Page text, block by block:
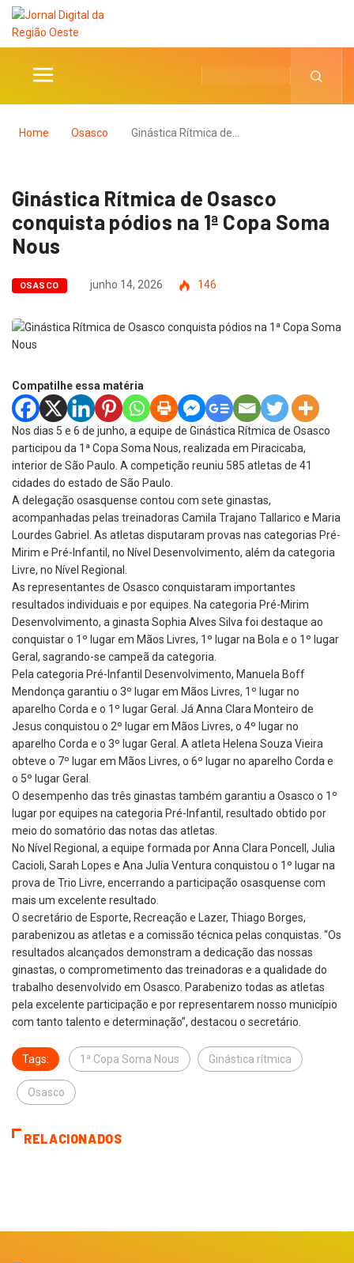
Home Osasco Ginástica Rítmica de…
Ginástica Rítmica de Osasco
conquista pódios na 1ª Copa Soma
Nous
OSASCO junho 14, 2026 146
Compatilhe essa matéria
Nos dias 5 e 6 de junho, a equipe de Ginástica Rítmica de Osasco
participou da 1ª Copa Soma Nous, realizada em Piracicaba,
interior de São Paulo. A competição reuniu 585 atletas de 41
cidades do estado de São Paulo.
A delegação osasquense contou com sete ginastas,
acompanhadas pelas treinadoras Camila Trajano Tallarico e Maria
Lourdes Gabriel. As atletas disputaram provas nas categorias Pré-
Mirim e Pré-Infantil, no Nível Desenvolvimento, além da categoria
Livre, no Nível Regional.
As representantes de Osasco conquistaram importantes
resultados individuais e por equipes. Na categoria Pré-Mirim
Desenvolvimento, a ginasta Sophia Alves Silva foi destaque ao
conquistar o 1º lugar em Mãos Livres, 1º lugar na Bola e o 1º lugar
Geral, sagrando-se campeã da categoria.
Pela categoria Pré-Infantil Desenvolvimento, Manuela Boff
Mendonça garantiu o 3º lugar em Mãos Livres, 1º lugar no
aparelho Corda e o 1º lugar Geral. Já Anna Clara Monteiro de
Jesus conquistou o 2º lugar em Mãos Livres, o 4º lugar no
aparelho Corda e o 3º lugar Geral. A atleta Helena Souza Vieira
obteve o 7º lugar em Mãos Livres, o 6º lugar no aparelho Corda e
o 5º lugar Geral.
O desempenho das três ginastas também garantiu a Osasco o 1º
lugar por equipes na categoria Pré-Infantil, resultado obtido por
meio do somatório das notas das atletas.
No Nível Regional, a equipe formada por Anna Clara Poncell, Julia
Cacioli, Sarah Lopes e Ana Julia Ventura conquistou o 1º lugar na
prova de Trio Livre, encerrando a participação osasquense com
mais um excelente resultado.
O secretário de Esporte, Recreação e Lazer, Thiago Borges,
parabenizou as atletas e a comissão técnica pelas conquistas. “Os
resultados alcançados demonstram a dedicação das nossas
ginastas, o comprometimento das treinadoras e a qualidade do
trabalho desenvolvido em Osasco. Parabenizo todas as atletas
pela excelente participação e por representarem nosso município
com tanto talento e determinação”, destacou o secretário.
Tags: 1ª Copa Soma Nous Ginástica rítmica
Osasco
RELACIONADOS